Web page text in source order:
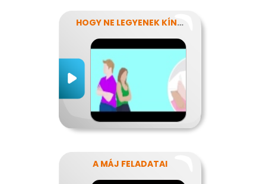
HOGY NE LEGYENEK KÍNOS TITKOK
A MÁJ FELADATAI